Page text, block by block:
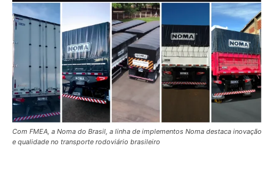
Com FMEA, a Noma do Brasil, a linha de implementos Noma destaca inovação
e qualidade no transporte rodoviário brasileiro